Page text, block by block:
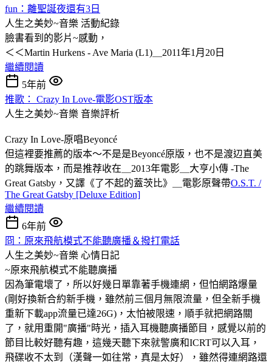
fun：離聖誕夜還有3日
人生之美妙~音樂 活動紀錄
臉書看到的影片~感動 ，
＜＜Martin Hurkens - Ave Maria (L1)＿2011年1月20日
繼續閱讀
5年前
推歌： Crazy In Love-電影OST版本
人生之美妙~音樂 音樂評析
Crazy In Love-原唱Beyoncé
但這裡要推薦的版本～不是是Beyoncé原版，也不是渡辺直美
的跳舞版本，而是推荐收在＿2013年電影＿大亨小傳 -The
Great Gatsby，又譯《了不起的蓋茨比》＿電影原聲帶O.S.T. /
The Great Gatsby [Deluxe Edition]
繼續閱讀
6年前
冏：原來飛航模式不能聽廣播＆撥打電話
人生之美妙~音樂 心情日記
~原來飛航模式不能聽廣播
因為筆電壞了，所以好幾日單靠著手機連網，但怕網路爆量
(剛好換新合約新手機，雖然前三個月無限流量，但全新手機
重新下載app流量已達26G)，太怕被限速，順手就把網路關
了，就用 重開"廣播"時光，插入耳機聽廣播節目，感覺以前的
節目比較好聽有趣，這幾天聽下來就警廣和ICRT可以入耳，
飛碟收不太到（漢聲一如往常，真是太好），雖然得連網路還